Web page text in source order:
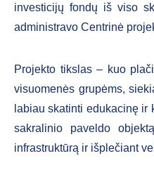
investicijų fondų iš viso
administravo Centrinė
Projekto tikslas – kuo
visuomenės grupėms,
labiau skatinti edukacinę ir
sakralinio paveldo
infrastruktūrą ir išplečiant